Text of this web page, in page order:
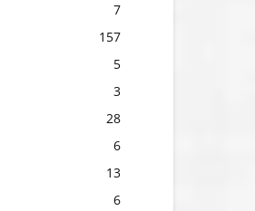
7
157
5
3
28
6
13
6